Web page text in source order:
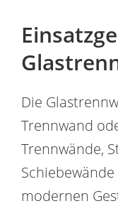
Die
Trennwand
Trennwände,
modernen